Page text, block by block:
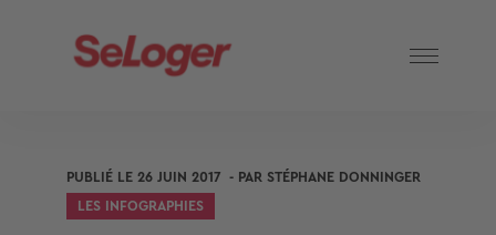
PUBLIÉ LE 26 JUIN 2017 - PAR STÉPHANE DONNINGER
LES INFOGRAPHIES